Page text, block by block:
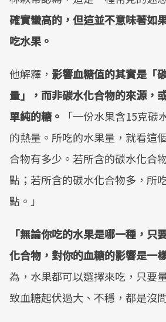
確實蠻高的，但這並不意味著如
吃水果。
他解釋， 影響血糖值的其實是「
量」，而非碳水化合物的來源，
單純的糖。
「一份水果含15克碳
的熱量。所吃的水果量，就看這
合物有多少。若所含的碳水化合
點；若所含的碳水化合物多，所
點。」
「無論你吃的水果是哪一種，只
化合物，對你的血糖的影響是一
為，水果都可以選擇來吃，只要
致血糖起伏過大、不穩，都是沒